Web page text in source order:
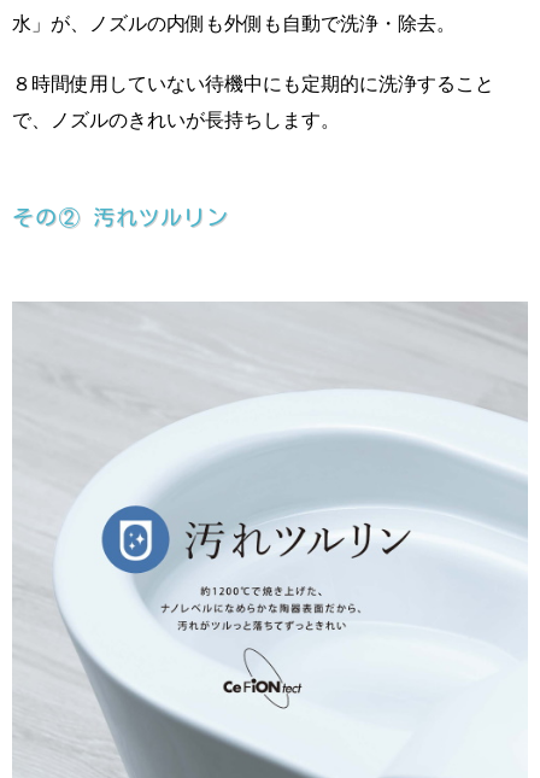
水」が、ノズルの内側も外側も自動で洗浄・除去。
８時間使用していない待機中にも定期的に洗浄すること
で、ノズルのきれいが長持ちします。
その② 汚れツルリン